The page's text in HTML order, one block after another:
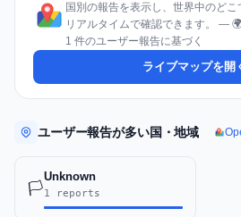
国別の報告を表示し、世界中のど
リアルタイムで確認できます。 —
1 件のユーザー報告に基づく
ライブマップを開
ユーザー報告が多い国・地域
🏳️
Unknown
1 reports